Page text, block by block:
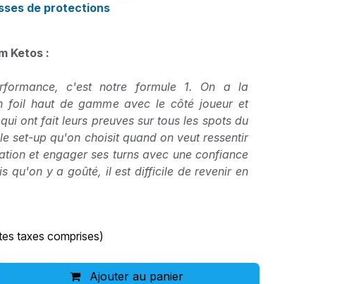
de protections
Ketos :
c'est notre formule 1. On a la
foil haut de gamme avec le côté joueur et
ont fait leurs preuves sur tous les spots du
set-up qu'on choisit quand on veut ressentir
et engager ses turns avec une confiance
qu'on y a goûté, il est difficile de revenir en
taxes comprises)
Ajouter au panier